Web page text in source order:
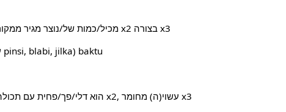
x1 מכיל/כמות של/נוצר מגיר ממקור x2 בצורה x3
(ע"ע pinsi, blabi, jilka) baktu
x1 הוא דלי/פך/פחית עם תכולה x2, עשוי(ה) מחומר x3